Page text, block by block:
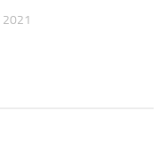
2021